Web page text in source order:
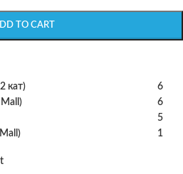
TO CART
кат)
6
6
5
1